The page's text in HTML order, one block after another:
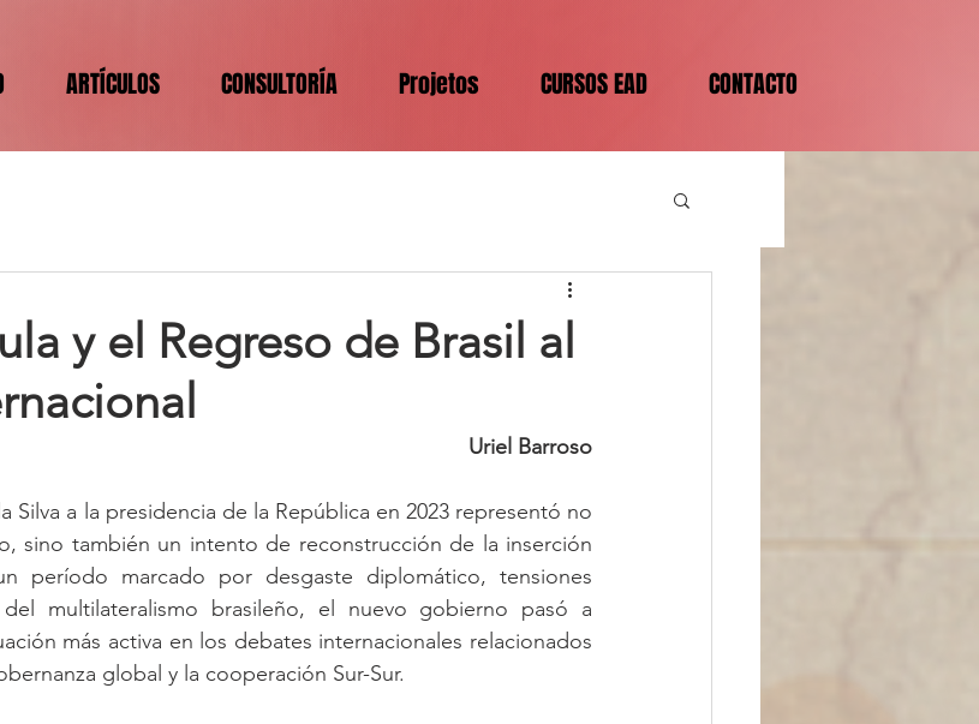
ARTÍCULOS CONSULTORÍA Projetos CURSOS EAD CONTACTO
y el Regreso de Brasil al
Uriel Barroso
Silva a la presidencia de la República en 2023 representó no
sino también un intento de reconstrucción de la inserción
período marcado por desgaste diplomático, tensiones
multilateralismo brasileño, el nuevo gobierno pasó a
más activa en los debates internacionales relacionados
global y la cooperación Sur-Sur.